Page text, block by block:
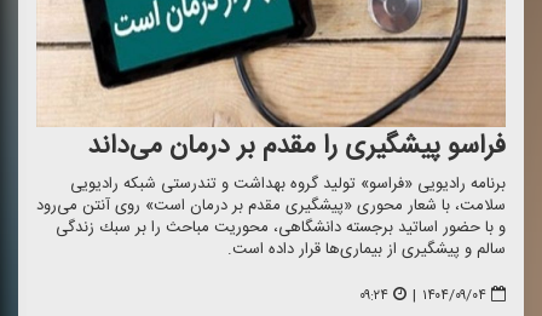
فراسو پیشگیری را مقدم بر درمان می‌داند
برنامه رادیویی «فراسو» تولید گروه بهداشت و تندرستی شبكه رادیویی
سلامت، با شعار محوری «پیشگیری مقدم بر درمان است» روی آنتن می‌رود
و با حضور اساتید برجسته دانشگاهی، محوریت مباحث را بر سبك زندگی
سالم و پیشگیری از بیماری‌ها قرار داده است.
۱۴۰۴/۰۹/۰۴ | ۰۹:۲۴